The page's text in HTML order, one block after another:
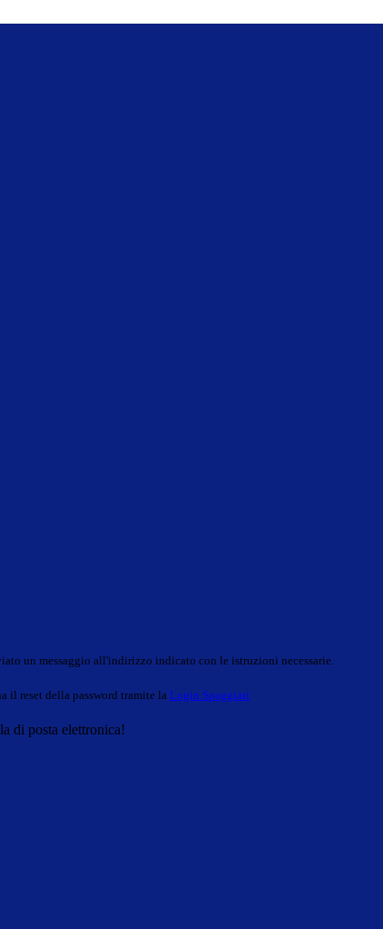
un messaggio all'indirizzo indicato con le istruzioni necessarie.
il reset della password tramite la Login Spaggiari
di posta elettronica!